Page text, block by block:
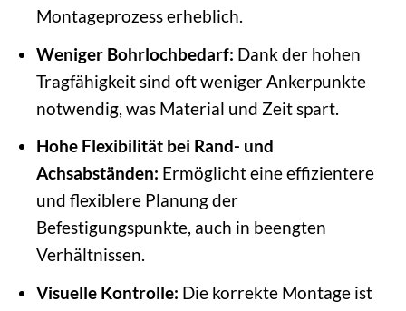
Montageprozess erheblich.
Weniger Bohrlochbedarf: Dank der hohen
Tragfähigkeit sind oft weniger Ankerpunkte
notwendig, was Material und Zeit spart.
Hohe Flexibilität bei Rand- und
Achsabständen: Ermöglicht eine effizientere
und flexiblere Planung der
Befestigungspunkte, auch in beengten
Verhältnissen.
Visuelle Kontrolle: Die korrekte Montage ist